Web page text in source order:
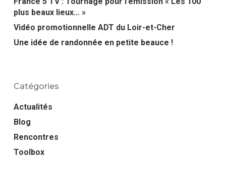
plus beaux lieux… »
Vidéo promotionnelle ADT du Loir-et-Cher
Une idée de randonnée en petite beauce !
Catégories
Actualités
Blog
Rencontres
Toolbox